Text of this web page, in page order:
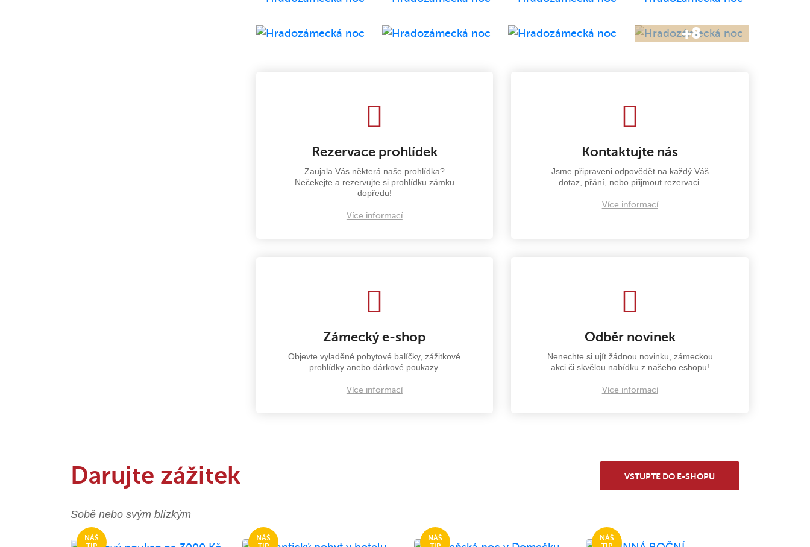
Rezervace prohlídek
Zaujala Vás některá naše prohlídka?
Nečekejte a rezervujte si prohlídku zámku
dopředu!
Více informací
Kontaktujte nás
Jsme připraveni odpovědět na každý Váš
dotaz, přání, nebo přijmout rezervaci.
Více informací
Zámecký e-shop
Objevte vyladěné pobytové balíčky, zážitkové
prohlídky anebo dárkové poukazy.
Více informací
Odběr novinek
Nenechte si ujít žádnou novinku, zámeckou
akci či skvělou nabídku z našeho eshopu!
Více informací
Darujte zážitek
Sobě nebo svým blízkým
VSTUPTE DO E-SHOPU